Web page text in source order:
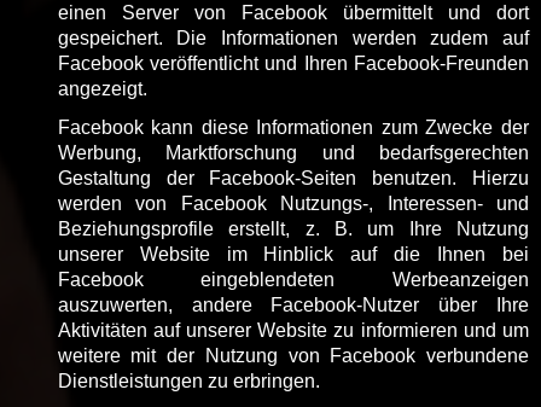
einen Server von Facebook übermittelt und dort
gespeichert. Die Informationen werden zudem auf
Facebook veröffentlicht und Ihren Facebook-Freunden
angezeigt.
Facebook kann diese Informationen zum Zwecke der
Werbung, Marktforschung und bedarfsgerechten
Gestaltung der Facebook-Seiten benutzen. Hierzu
werden von Facebook Nutzungs-, Interessen- und
Beziehungsprofile erstellt, z. B. um Ihre Nutzung
unserer Website im Hinblick auf die Ihnen bei
Facebook eingeblendeten Werbeanzeigen
auszuwerten, andere Facebook-Nutzer über Ihre
Aktivitäten auf unserer Website zu informieren und um
weitere mit der Nutzung von Facebook verbundene
Dienstleistungen zu erbringen.